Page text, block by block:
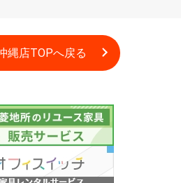
縄店TOPへ戻る